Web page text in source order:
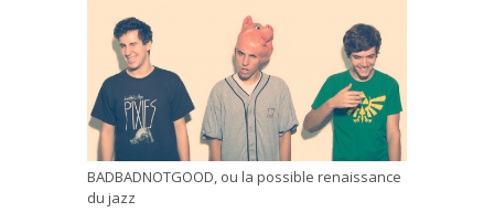
BADBADNOTGOOD, ou la possible renaissance
du jazz